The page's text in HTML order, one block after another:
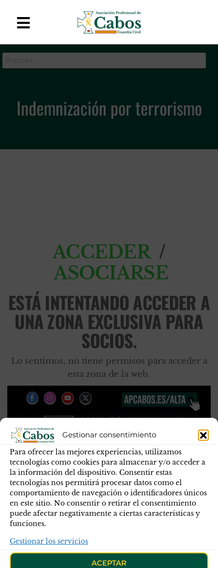
Gestionar consentimiento
Para ofrecer las mejores experiencias, utilizamos
tecnologías como cookies para almacenar y/o acceder a
la información del dispositivo. Consentir estas
tecnologías nos permitirá procesar datos como el
comportamiento de navegación o identificadores únicos
en este sitio. No consentir o retirar el consentimiento
puede afectar negativamente a ciertas características y
funciones.
Gestionar los servicios
ACEPTAR
APC-GC
de Cabos de la Guardia
Indemnización por terrorismo
ACCEDER/
ASOCIARSE
ESTÁ INTENTANDO ACCEDER A
UNA ZONA EXCLUSIVA PARA
SOCIOS.
Lo sentimos, no tiene permisos para acceder a
esta zona de la web.